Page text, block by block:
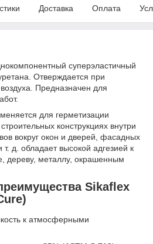
Доставка Оплата
суперэластичный
Отверждается при
Предназначен для
для герметизации
конструкциях внутри
вокруг окон и дверей, фасадных
д. обладает высокой адгезией к
дереву, металлу, окрашенным
Sikaflex
к атмосферными